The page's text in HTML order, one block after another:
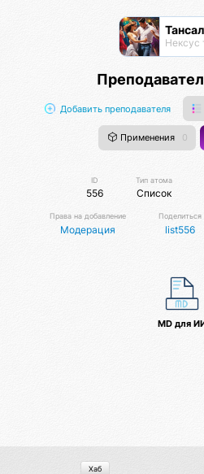
Нексус
Добавить преподавателя
Применения 0
ID
556
Тип атома
Список
Права на добавление
Модерация
Поделиться
list556
MD для
Хаб